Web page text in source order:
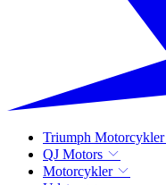
Triumph Motorcykler
QJ Motors
Motorcykler